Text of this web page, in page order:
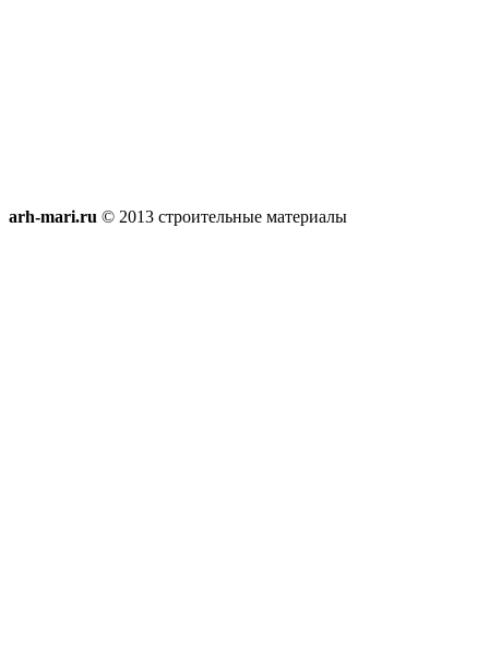
arh-mari.ru © 2013 строительные материалы